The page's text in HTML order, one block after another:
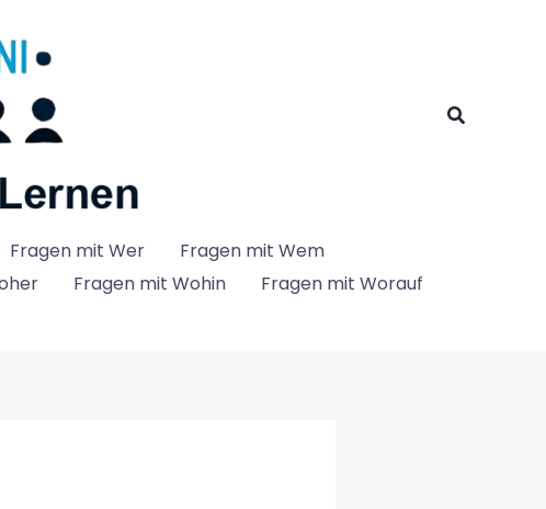
Suchen
Fragen mit Wer
Fragen mit Wem
Fragen mit Wohin
Fragen mit Worauf